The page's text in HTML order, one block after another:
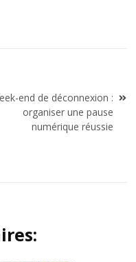
end de déconnexion :
organiser une pause
numérique réussie